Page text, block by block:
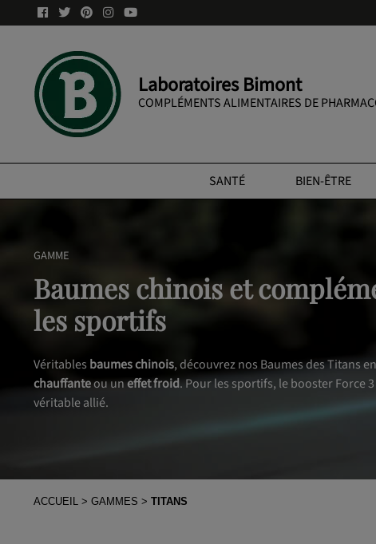
Laboratoires Bimont
COMPLÉMENTS ALIMENTAIRES DE
SANTÉ BIEN-ÊTRE
GAMME
Baumes chinois et
les sportifs
Véritables baumes chinois, découvrez nos Baumes des Titans
chauffanteou uneffet froid. Pour les sportifs, le booster Force
véritable allié.
ACCUEIL GAMMES TITANS